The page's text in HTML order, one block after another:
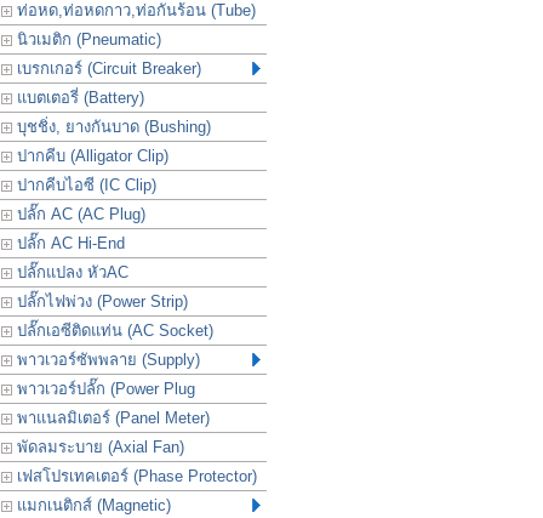
ท่อหด,ท่อหดกาว,ท่อกันร้อน (Tube)
นิวเมติก (Pneumatic)
เบรกเกอร์ (Circuit Breaker)
แบตเตอรี่ (Battery)
บุชชิ่ง, ยางกันบาด (Bushing)
ปากคีบ (Alligator Clip)
ปากคีบไอซี (IC Clip)
ปลั๊ก AC (AC Plug)
ปลั๊ก AC Hi-End
ปลั๊กแปลง หัวAC
ปลั๊กไฟพ่วง (Power Strip)
ปลั๊กเอซีติดแท่น (AC Socket)
พาวเวอร์ซัพพลาย (Supply)
พาวเวอร์ปลั๊ก (Power Plug
พาแนลมิเตอร์ (Panel Meter)
พัดลมระบาย (Axial Fan)
เฟสโปรเทคเตอร์ (Phase Protector)
แมกเนติกส์ (Magnetic)